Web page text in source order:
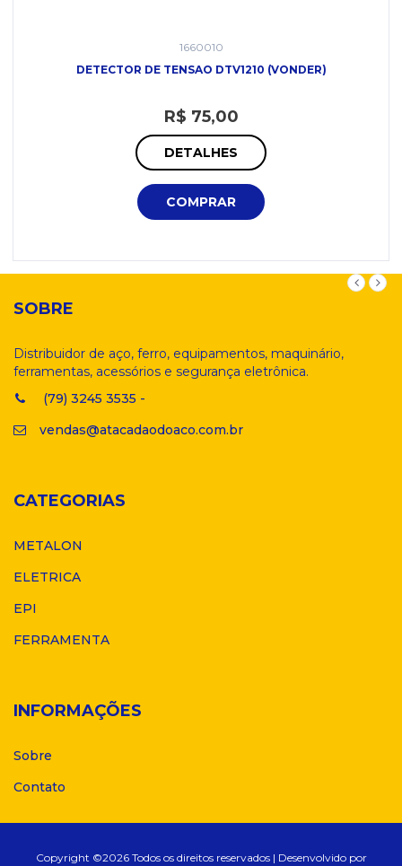
1660010
DETECTOR DE TENSAO DTV1210 (VONDER)
R$ 75,00
DETALHES
COMPRAR
SOBRE
Distribuidor de aço, ferro, equipamentos, maquinário,
ferramentas, acessórios e segurança eletrônica.
(79) 3245 3535 -
vendas@atacadaodoaco.com.br
CATEGORIAS
METALON
ELETRICA
EPI
FERRAMENTA
INFORMAÇÕES
Sobre
Contato
Copyright ©2026 Todos os direitos reservados | Desenvolvido por